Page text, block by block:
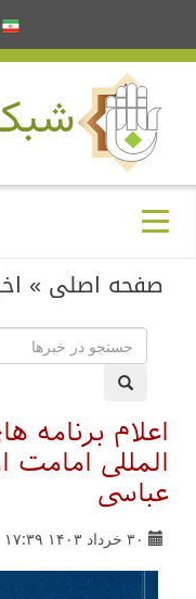
صفحه اصلی »
اعلام برنامه
المللی
عباسی
۳۰ خرداد ۱۴۰۳ ۱۷:۳۹